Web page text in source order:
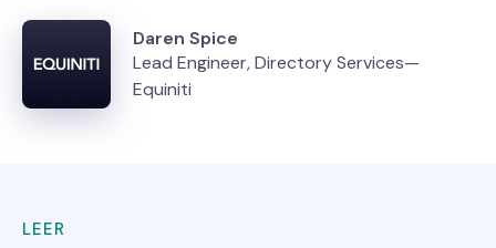
Daren Spice
Lead Engineer, Directory Services—
Equiniti
LEER